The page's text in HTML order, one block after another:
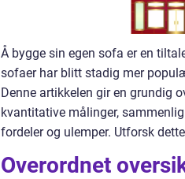
Å bygge sin egen sofa er en
sofaer har blitt stadig mer
Denne artikkelen gir en grundig
kvantitative målinger,
fordeler og ulemper. Utforsk
Overordnet